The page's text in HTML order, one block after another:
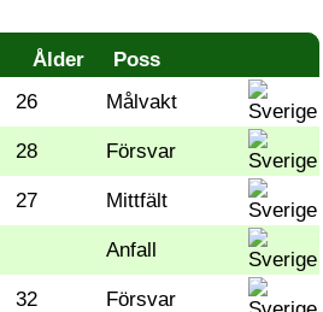
Ålder
Poss
26 Målvakt
28 Försvar
27 Mittfält
Anfall
32 Försvar